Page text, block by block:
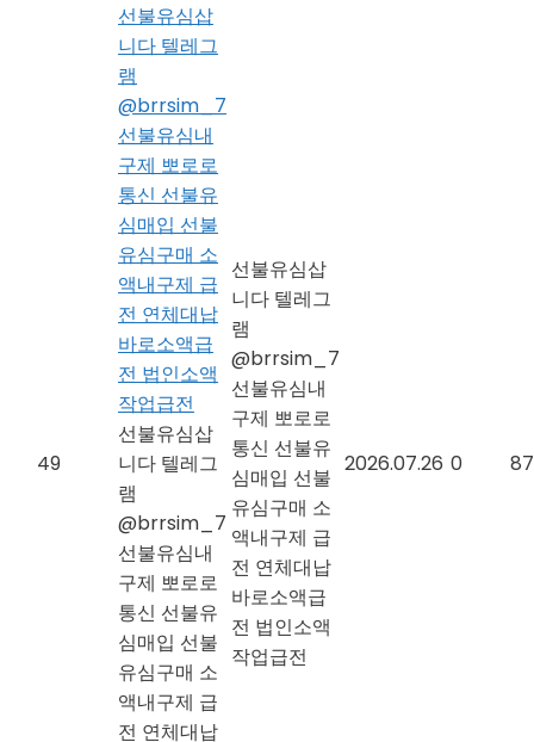
49
선불유심삽
니다 텔레그
램
@brrsim_7
선불유심내
구제 뽀로로
통신 선불유
심매입 선불
유심구매 소
액내구제 급
전 연체대납
바로소액급
전 법인소액
작업급전
선불유심삽
니다 텔레그
램
@brrsim_7
선불유심내
구제 뽀로로
통신 선불유
심매입 선불
유심구매 소
액내구제 급
전 연체대납
선불유심삽
니다 텔레그
램
@brrsim_7
선불유심내
구제 뽀로로
통신 선불유
심매입 선불
유심구매 소
액내구제 급
전 연체대납
바로소액급
전 법인소액
작업급전
2026.07.26 0 87